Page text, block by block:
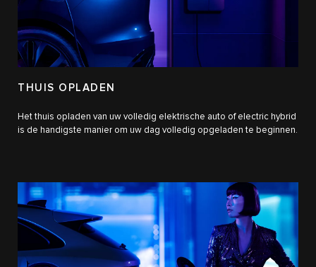
THUIS OPLADEN
Het thuis opladen van uw volledig elektrische auto of electric hybrid
is de handigste manier om uw dag volledig opgeladen te beginnen.